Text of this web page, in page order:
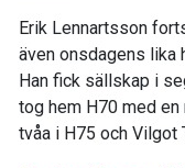
Erik Lennartsson
även onsdagens lika
Han fick sällskap i
tog hem H70 med
tvåa i H75 och Vilgot